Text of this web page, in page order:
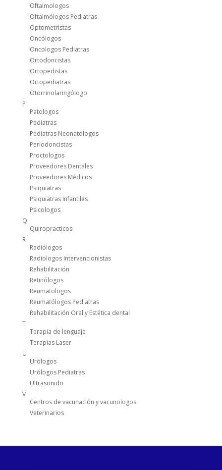
Oftalmologos
Oftalmólogos Pediatras
Optometristas
Oncólogos
Oncologos Pediatras
Ortodoncistas
Ortopedistas
Ortopediatras
Otorrinolaringólogo
P
Patologos
Pediatras
Pediatras Neonatologos
Periodoncistas
Proctologos
Proveedores Dentales
Proveedores Médicos
Psiquiatras
Psiquiatras Infantiles
Psicologos
Q
Quiropracticos
R
Radiólogos
Radiologos Intervencionistas
Rehabilitación
Retinólogos
Reumatologos
Reumatólogos Pediatras
Rehabilitación Oral y Estética dental
T
Terapia de lenguaje
Terapias Laser
U
Urólogos
Urólogos Pediatras
Ultrasonido
V
Centros de vacunación y vacunologos
Veterinarios